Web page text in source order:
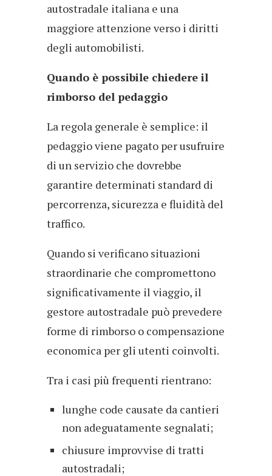
autostradale italiana e una
maggiore attenzione verso i diritti
degli automobilisti.
Quando è possibile chiedere il
rimborso del pedaggio
La regola generale è semplice: il
pedaggio viene pagato per usufruire
di un servizio che dovrebbe
garantire determinati standard di
percorrenza, sicurezza e fluidità del
traffico.
Quando si verificano situazioni
straordinarie che compromettono
significativamente il viaggio, il
gestore autostradale può prevedere
forme di rimborso o compensazione
economica per gli utenti coinvolti.
Tra i casi più frequenti rientrano:
lunghe code causate da cantieri
non adeguatamente segnalati;
chiusure improvvise di tratti
autostradali;